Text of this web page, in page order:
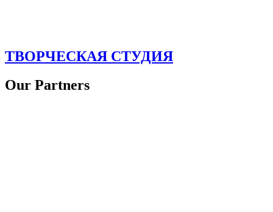
ТВОРЧЕСКАЯ СТУДИЯ
Our Partners